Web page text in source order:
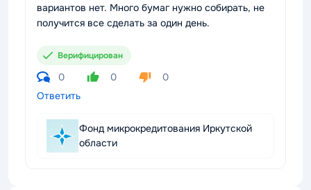
вариантов нет. Много бумаг нужно собирать, не
получится все сделать за один день.
Верифицирован
0 0
0
Ответить
Фонд микрокредитования Иркутской
области